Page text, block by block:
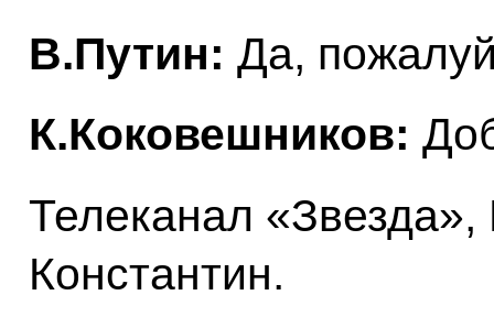
В.Путин: Да,
К.Коковешников:
Телеканал
Константин.